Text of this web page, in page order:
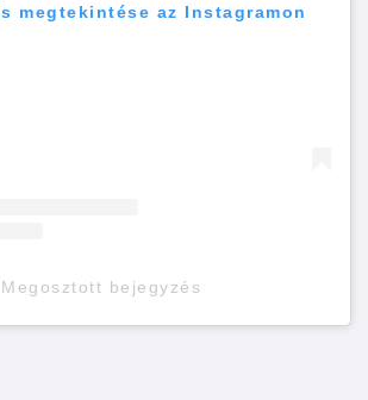
megtekintése az Instagramon
Megosztott bejegyzés